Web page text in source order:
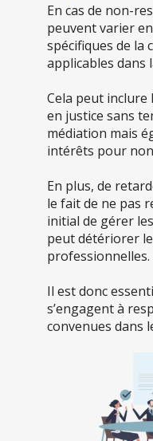
En cas de non-
peuvent varier
spécifiques de la
applicables dans
Cela peut inclure
en justice sans
médiation mais
intérêts pour
En plus, de
le fait de ne pas
initial de gérer
peut détériorer
professionnelles.
Il est donc
s’engagent à
convenues dans